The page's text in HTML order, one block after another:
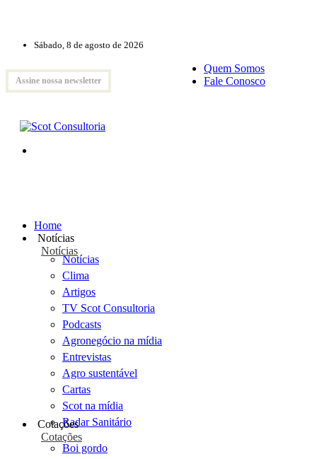
Sábado, 8 de agosto de 2026
Assine nossa newsletter
Quem Somos
Fale Conosco
Home
Notícias
Notícias
Notícias
Clima
Artigos
TV Scot Consultoria
Podcasts
Agronegócio na mídia
Entrevistas
Agro sustentável
Cartas
Scot na mídia
Radar Sanitário
Cotações
Cotações
Boi gordo